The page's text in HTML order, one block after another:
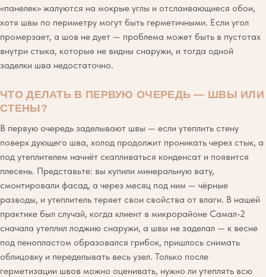
«панелек» жалуются на мокрые углы и отслаивающиеся обои,
хотя швы по периметру могут быть герметичными. Если угол
промерзает, а шов не дует — проблема может быть в пустотах
внутри стыка, которые не видны снаружи, и тогда одной
заделки шва недостаточно.
ЧТО ДЕЛАТЬ В ПЕРВУЮ ОЧЕРЕДЬ — ШВЫ ИЛИ
СТЕНЫ?
В первую очередь заделывают швы — если утеплить стену
поверх дующего шва, холод продолжит проникать через стык, а
под утеплителем начнёт скапливаться конденсат и появится
плесень. Представьте: вы купили минеральную вату,
смонтировали фасад, а через месяц под ним — чёрные
разводы, и утеплитель теряет свои свойства от влаги. В нашей
практике был случай, когда клиент в микрорайоне Самал-2
сначала утеплил лоджию снаружи, а швы не заделал — к весне
под пенопластом образовался грибок, пришлось снимать
облицовку и переделывать весь узел. Только после
герметизации швов можно оценивать, нужно ли утеплять всю